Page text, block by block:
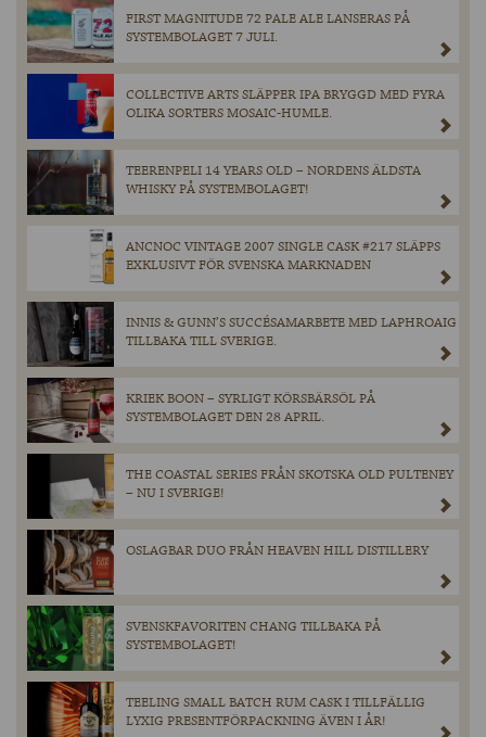
FIRST MAGNITUDE 72 PALE ALE LANSERAS PÅ
SYSTEMBOLAGET 7 JULI.
COLLECTIVE ARTS SLÄPPER IPA BRYGGD MED FYRA
OLIKA SORTERS MOSAIC-HUMLE.
TEERENPELI 14 YEARS OLD – NORDENS ÄLDSTA
WHISKY PÅ SYSTEMBOLAGET!
ANCNOC VINTAGE 2007 SINGLE CASK #217 SLÄPPS
EXKLUSIVT FÖR SVENSKA MARKNADEN
INNIS & GUNN’S SUCCÉSAMARBETE MED LAPHROAIG
TILLBAKA TILL SVERIGE.
KRIEK BOON – SYRLIGT KÖRSBÄRSÖL PÅ
SYSTEMBOLAGET DEN 28 APRIL.
THE COASTAL SERIES FRÅN SKOTSKA OLD PULTENEY
– NU I SVERIGE!
OSLAGBAR DUO FRÅN HEAVEN HILL DISTILLERY
SVENSKFAVORITEN CHANG TILLBAKA PÅ
SYSTEMBOLAGET!
TEELING SMALL BATCH RUM CASK I TILLFÄLLIG
LYXIG PRESENTFÖRPACKNING ÄVEN I ÅR!